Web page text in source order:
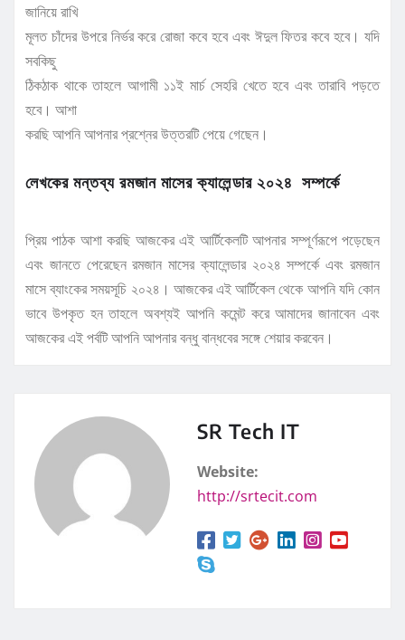
জানিয়ে রাখি
মূলত চাঁদের উপরে নির্ভর করে রোজা কবে হবে এবং ঈদুল ফিতর কবে হবে। যদি
সবকিছু
ঠিকঠাক থাকে তাহলে আগামী ১১ই মার্চ সেহরি খেতে হবে এবং তারাবি পড়তে
হবে। আশা
করছি আপনি আপনার প্রশ্নের উত্তরটি পেয়ে গেছেন।
লেখকের মন্তব্য রমজান মাসের ক্যালেন্ডার ২০২৪ সম্পর্কে
প্রিয় পাঠক আশা করছি আজকের এই আর্টিকেলটি আপনার সম্পূর্ণরূপে পড়েছেন
এবং জানতে পেরেছেন রমজান মাসের ক্যালেন্ডার ২০২৪ সম্পর্কে এবং রমজান
মাসে ব্যাংকের সময়সূচি ২০২৪। আজকের এই আর্টিকেল থেকে আপনি যদি কোন
ভাবে উপকৃত হন তাহলে অবশ্যই আপনি কমেন্ট করে আমাদের জানাবেন এবং
আজকের এই পর্বটি আপনি আপনার বন্ধু বান্ধবের সঙ্গে শেয়ার করবেন।
SR Tech IT
Website:
http://srtecit.com